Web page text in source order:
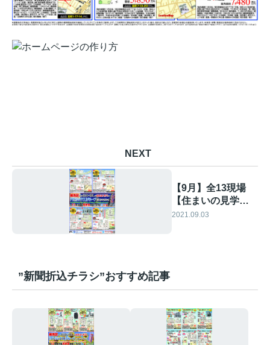
NEXT
【9月】全13現場
【住まいの見学
会】情報です！①
2021.09.03
”新聞折込チラシ”おすすめ記事